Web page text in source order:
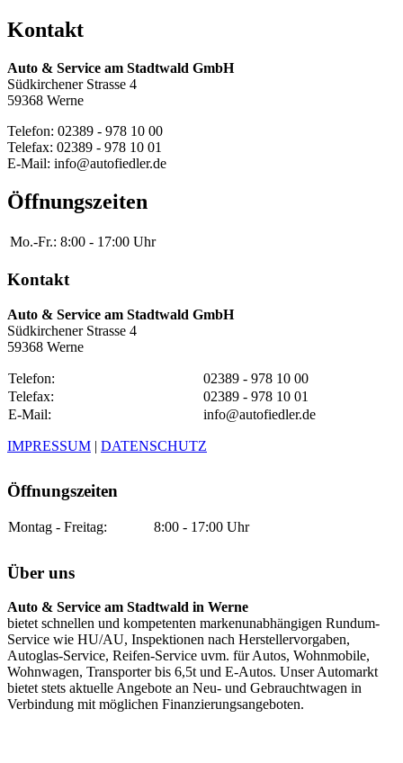
Kontakt
Auto & Service am Stadtwald GmbH
Südkirchener Strasse 4
59368 Werne
Telefon: 02389 - 978 10 00
Telefax: 02389 - 978 10 01
E-Mail: info@autofiedler.de
Öffnungszeiten
Mo.-Fr.: 8:00 - 17:00 Uhr
Kontakt
Auto & Service am Stadtwald GmbH
Südkirchener Strasse 4
59368 Werne
Telefon:
02389 - 978 10 00
Telefax:
02389 - 978 10 01
E-Mail:
info@autofiedler.de
IMPRESSUM | DATENSCHUTZ
Öffnungszeiten
Montag - Freitag: 8:00 - 17:00 Uhr
Über uns
Auto & Service am Stadtwald in Werne
bietet schnellen und kompetenten markenunabhängigen Rundum-
Service wie HU/AU, Inspektionen nach Herstellervorgaben,
Autoglas-Service, Reifen-Service uvm. für Autos, Wohnmobile,
Wohnwagen, Transporter bis 6,5t und E-Autos. Unser Automarkt
bietet stets aktuelle Angebote an Neu- und Gebrauchtwagen in
Verbindung mit möglichen Finanzierungsangeboten.